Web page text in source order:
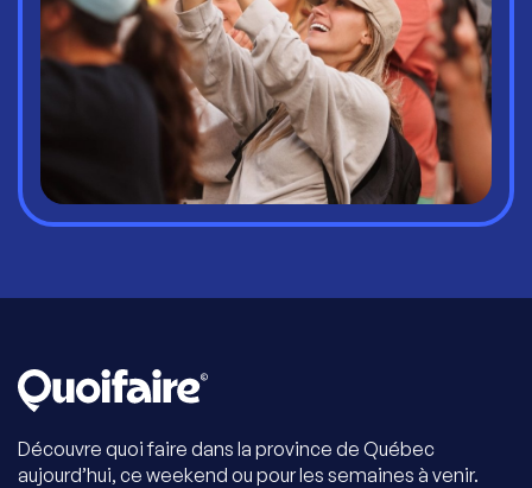
Découvre quoi faire dans la province de Québec
aujourd’hui, ce weekend ou pour les semaines à venir.